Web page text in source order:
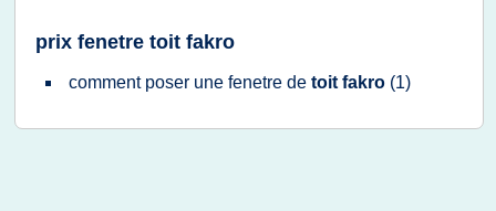
prix fenetre toit fakro
comment poser une fenetre de toit fakro (1)